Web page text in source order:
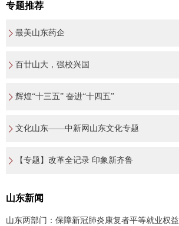
专题推荐
最美山东药企
百廿山大，强校兴国
辉煌“十三五” 奋进“十四五”
文化山东——中新网山东文化专题
【专题】改革全记录 印象新齐鲁
山东新闻
山东两部门：保障新冠肺炎康复者平等就业权益